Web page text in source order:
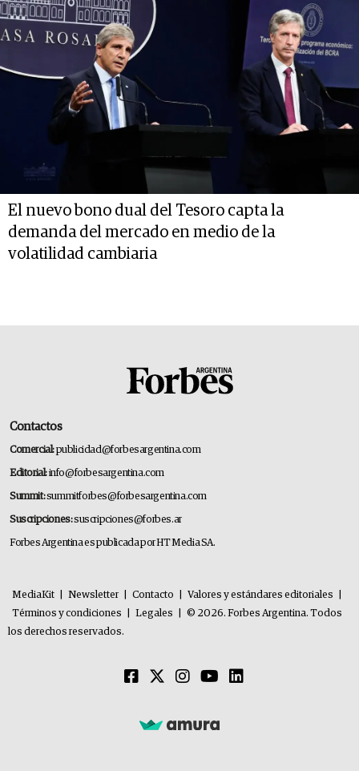
El nuevo bono dual del Tesoro capta la
demanda del mercado en medio de la
volatilidad cambiaria
Contactos
Comercial:publicidad@forbesargentina.com
Editorial:info@forbesargentina.com
Summit:summitforbes@forbesargentina.com
Suscripciones:suscripciones@forbes.ar
Forbes Argentina es publicada por HT Media SA.
MediaKit Newsletter Contacto Valores y estándares editoriales
Términos y condiciones
Legales
© 2026. Forbes Argentina. Todos
los derechos reservados.